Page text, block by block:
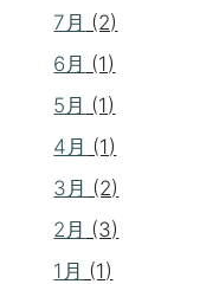
7月 (2)
6月 (1)
5月 (1)
4月 (1)
3月 (2)
2月 (3)
1月 (1)